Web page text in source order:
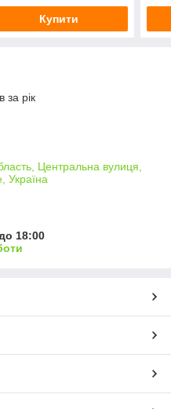
Купити
за рік
Центральна вулиця,
Україна
18:00